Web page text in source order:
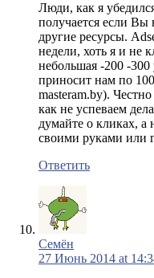
Люди, как я
получается если Вы
другие ресурсы.
недели, хоть я и не
небольшая -200 -
приносит нам по
masteram.by).
как не успеваем
думайте о кликах, а
своими руками или
Ответить
Семён
27 Июнь 2014 at